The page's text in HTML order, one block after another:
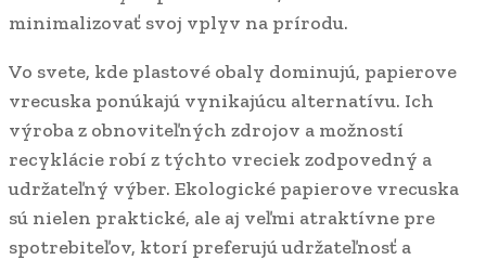
minimalizovať svoj vplyv na prírodu.
Vo svete, kde plastové obaly dominujú, papierove
vrecuska ponúkajú vynikajúcu alternatívu. Ich
výroba z obnoviteľných zdrojov a možností
recyklácie robí z týchto vreciek zodpovedný a
udržateľný výber. Ekologické papierove vrecuska
sú nielen praktické, ale aj veľmi atraktívne pre
spotrebiteľov, ktorí preferujú udržateľnosť a